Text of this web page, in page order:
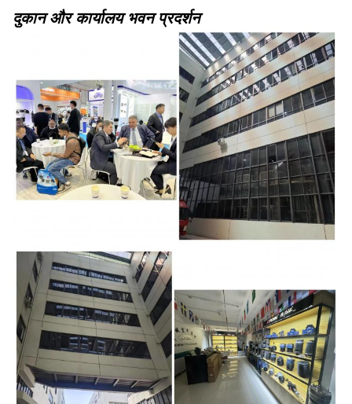
दुकान और कार्यालय भवन प्रदर्शन